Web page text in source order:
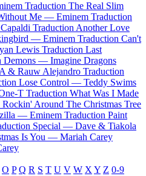
Traduction The Real Slim
Me — Eminem Traduction
Traduction Another Love
— Eminem Traduction Can't
Lewis Traduction Last
Demons — Imagine Dragons
& Rauw Alejandro Traduction
Lose Control — Teddy Swims
T Traduction What Was I Made
Around The Christmas Tree
— Eminem Traduction Paint
Special — Dave & Tiakola
Is You — Mariah Carey
O P Q R S T U V W X Y Z 0-9